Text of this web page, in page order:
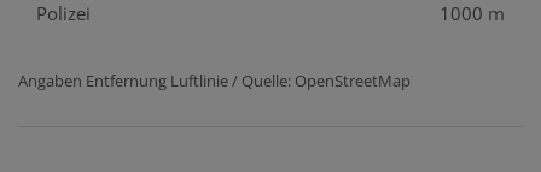
Polizei
1000 m
Angaben Entfernung Luftlinie / Quelle: OpenStreetMap